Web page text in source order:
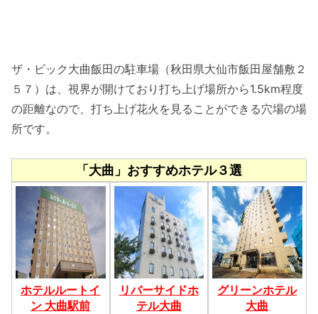
ザ・ビック大曲飯田の駐車場（秋田県大仙市飯田屋舗敷２
５７）は、視界が開けており打ち上げ場所から1.5km程度
の距離なので、打ち上げ花火を見ることができる穴場の場
所です。
「大曲」おすすめホテル３選
ホテルルートイ
ン 大曲駅前
リバーサイドホ
テル大曲
グリーンホテル
大曲